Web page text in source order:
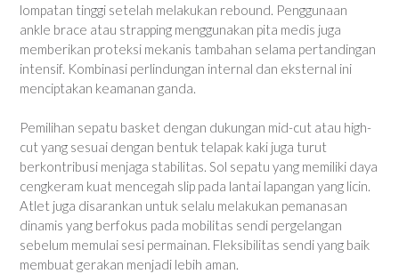
lompatan tinggi setelah melakukan rebound. Penggunaan
ankle brace atau strapping menggunakan pita medis juga
memberikan proteksi mekanis tambahan selama pertandingan
intensif. Kombinasi perlindungan internal dan eksternal ini
menciptakan keamanan ganda.
Pemilihan sepatu basket dengan dukungan mid-cut atau high-
cut yang sesuai dengan bentuk telapak kaki juga turut
berkontribusi menjaga stabilitas. Sol sepatu yang memiliki daya
cengkeram kuat mencegah slip pada lantai lapangan yang licin.
Atlet juga disarankan untuk selalu melakukan pemanasan
dinamis yang berfokus pada mobilitas sendi pergelangan
sebelum memulai sesi permainan. Fleksibilitas sendi yang baik
membuat gerakan menjadi lebih aman.